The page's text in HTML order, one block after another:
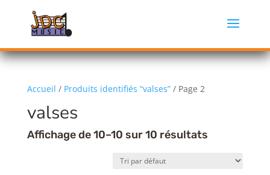
Accueil / Produits identifiés “valses”/ Page 2
valses
Affichage de 10–10 sur 10 résultats